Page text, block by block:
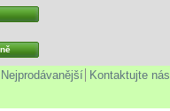
Nejprodávanější Kontaktujte nás